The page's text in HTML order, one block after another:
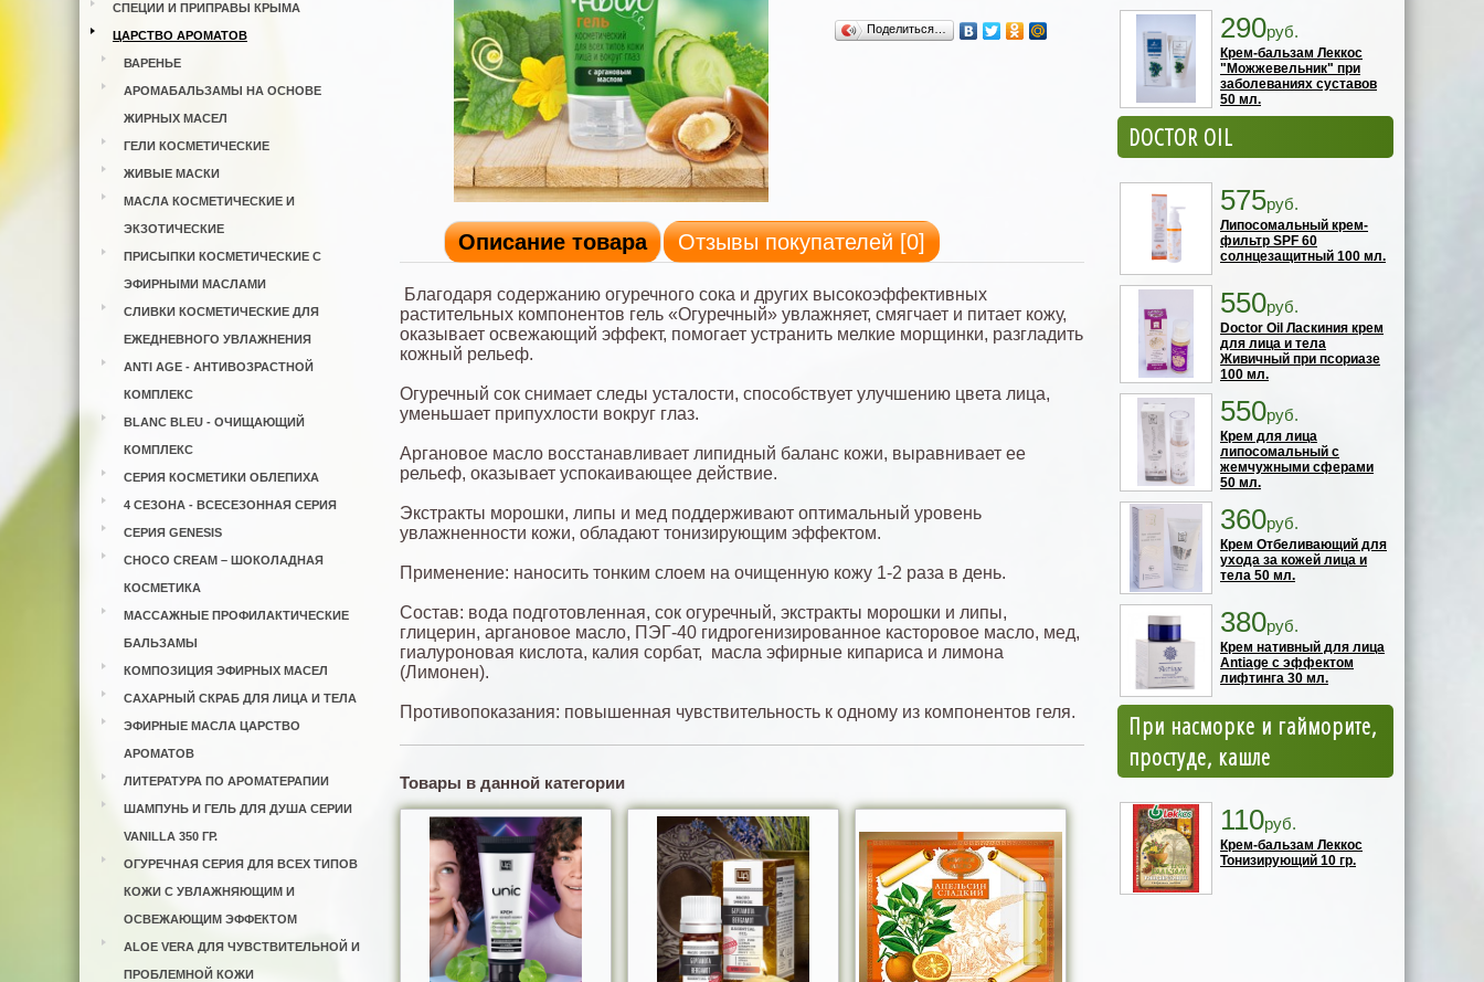
СПЕЦИИ И ПРИПРАВЫ КРЫМА
ЦАРСТВО АРОМАТОВ
ВАРЕНЬЕ
АРОМАБАЛЬЗАМЫ НА ОСНОВЕ
ЖИРНЫХ МАСЕЛ
ГЕЛИ КОСМЕТИЧЕСКИЕ
ЖИВЫЕ МАСКИ
МАСЛА КОСМЕТИЧЕСКИЕ И
ЭКЗОТИЧЕСКИЕ
ПРИСЫПКИ КОСМЕТИЧЕСКИЕ С
ЭФИРНЫМИ МАСЛАМИ
СЛИВКИ КОСМЕТИЧЕСКИЕ ДЛЯ
ЕЖЕДНЕВНОГО УВЛАЖНЕНИЯ
ANTI AGE - АНТИВОЗРАСТНОЙ
КОМПЛЕКС
BLANC BLEU - ОЧИЩАЮЩИЙ
КОМПЛЕКС
СЕРИЯ КОСМЕТИКИ ОБЛЕПИХА
4 СЕЗОНА - ВСЕСЕЗОННАЯ СЕРИЯ
СЕРИЯ GENESIS
CHOCO CREAM – ШОКОЛАДНАЯ
КОСМЕТИКА
МАССАЖНЫЕ ПРОФИЛАКТИЧЕСКИЕ
БАЛЬЗАМЫ
КОМПОЗИЦИЯ ЭФИРНЫХ МАСЕЛ
САХАРНЫЙ СКРАБ ДЛЯ ЛИЦА И ТЕЛА
ЭФИРНЫЕ МАСЛА ЦАРСТВО
АРОМАТОВ
ЛИТЕРАТУРА ПО АРОМАТЕРАПИИ
ШАМПУНЬ И ГЕЛЬ ДЛЯ ДУША СЕРИИ
VANILLA 350 ГР.
ОГУРЕЧНАЯ СЕРИЯ ДЛЯ ВСЕХ ТИПОВ
КОЖИ С УВЛАЖНЯЮЩИМ И
ОСВЕЖАЮЩИМ ЭФФЕКТОМ
ALOE VERA ДЛЯ ЧУВСТВИТЕЛЬНОЙ И
ПРОБЛЕМНОЙ КОЖИ
Поделиться…
Описание товара Отзывы покупателей [0]
Благодаря содержанию огуречного сока и других высокоэффективных
растительных компонентов гель «Огуречный» увлажняет, смягчает и питает кожу,
оказывает освежающий эффект, помогает устранить мелкие морщинки, разгладить
кожный рельеф.
Огуречный сок снимает следы усталости, способствует улучшению цвета лица,
уменьшает припухлости вокруг глаз.
Аргановое масло восстанавливает липидный баланс кожи, выравнивает ее
рельеф, оказывает успокаивающее действие.
Экстракты морошки, липы и мед поддерживают оптимальный уровень
увлажненности кожи, обладают тонизирующим эффектом.
Применение: наносить тонким слоем на очищенную кожу 1-2 раза в день.
Состав: вода подготовленная, сок огуречный, экстракты морошки и липы,
глицерин, аргановое масло, ПЭГ-40 гидрогенизированное касторовое масло, мед,
гиалуроновая кислота, калия сорбат, масла эфирные кипариса и лимона
(Лимонен).
Противопоказания: повышенная чувствительность к одному из компонентов геля.
Товары в данной категории
290руб.
Крем-бальзам Леккос
"Можжевельник" при
заболеваниях суставов
50 мл.
DOCTOR OIL
575руб.
Липосомальный крем-
фильтр SPF 60
солнцезащитный 100 мл.
550руб.
Doctor Oil Ласкиния крем
для лица и тела
Живичный при псориазе
100 мл.
550руб.
Крем для лица
липосомальный с
жемчужными сферами
50 мл.
360руб.
Крем Отбеливающий для
ухода за кожей лица и
тела 50 мл.
380руб.
Крем нативный для лица
Antiage с эффектом
лифтинга 30 мл.
При насморке и гайморите,
простуде, кашле
110руб.
Крем-бальзам Леккос
Тонизирующий 10 гр.